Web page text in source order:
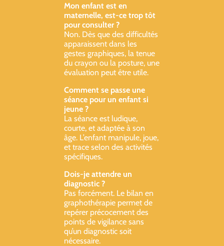
Mon enfant est en
maternelle, est-ce trop tôt
pour consulter ?
Non. Dès que des difficultés
apparaissent dans les
gestes graphiques, la tenue
du crayon ou la posture, une
évaluation peut être utile.
Comment se passe une
séance pour un enfant si
jeune ?
La séance est ludique,
courte, et adaptée à son
âge. L’enfant manipule, joue,
et trace selon des activités
spécifiques.
Dois-je attendre un
diagnostic ?
Pas forcément. Le bilan en
graphothérapie permet de
repérer précocement des
points de vigilance sans
qu’un diagnostic soit
nécessaire.